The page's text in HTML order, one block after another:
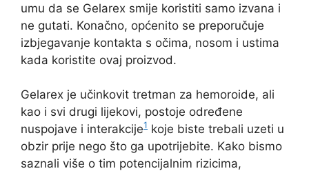
umu da se Gelarex smije koristiti samo izvana i
ne gutati. Konačno, općenito se preporučuje
izbjegavanje kontakta s očima, nosom i ustima
kada koristite ovaj proizvod.
Gelarex je učinkovit tretman za hemoroide, ali
kao i svi drugi lijekovi, postoje određene
nuspojave i interakcije1 koje biste trebali uzeti u
obzir prije nego što ga upotrijebite. Kako bismo
saznali više o tim potencijalnim rizicima,